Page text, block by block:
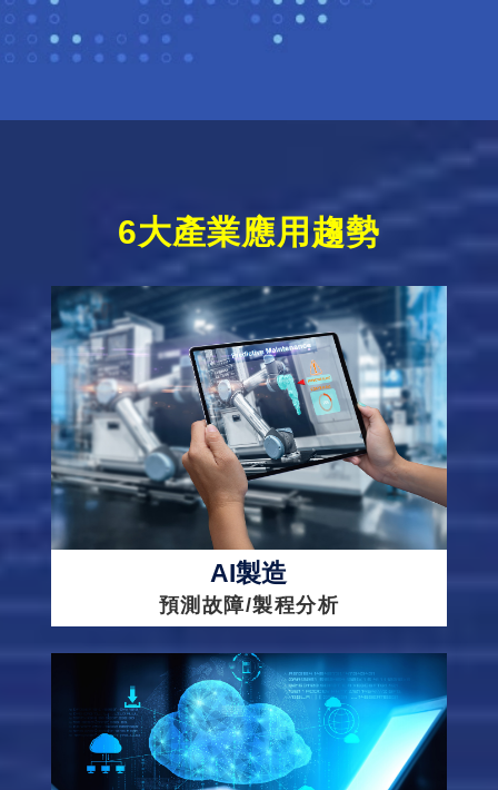
6大產業應用趨勢
AI製造
預測故障/製程分析